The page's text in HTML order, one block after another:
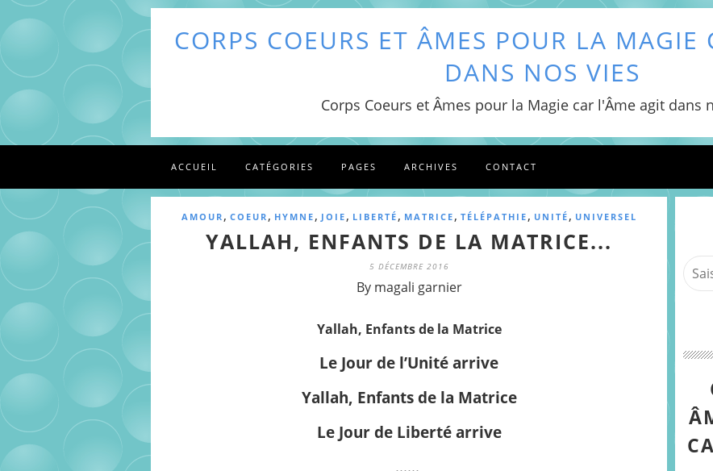
CORPS COEURS ET ÂMES POUR LA
DANS NOS VIES
Corps Coeurs et Âmes pour la Magie car l'Âme agit dans
ACCUEIL CATÉGORIES PAGES ARCHIVES CONTACT
AMOUR , COEUR , HYMNE , JOIE , LIBERTÉ , MATRICE , TÉLÉPATHIE , UNITÉ , UNIVERSEL
YALLAH, ENFANTS DE LA MATRICE...
5 DÉCEMBRE 2016
By magali garnier
Yallah, Enfants de la Matrice
Le Jour de l’Unité arrive
Yallah, Enfants de la Matrice
Le Jour de Liberté arrive
......